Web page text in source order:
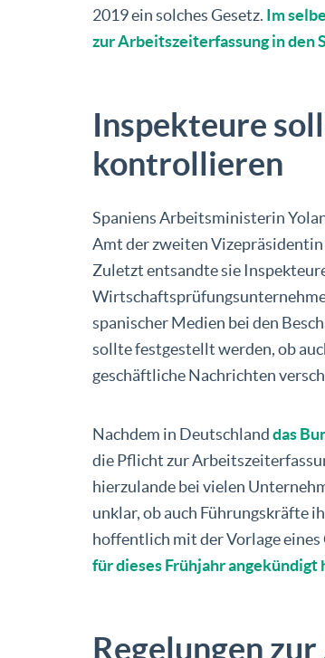
2019 ein solches Gesetz. Im
zur Arbeitszeiterfassung in den
Inspekteure
kontrollieren
Spaniens Arbeitsministerin
Amt der zweiten
Zuletzt entsandte sie
spanischer Medien bei den
sollte festgestellt werden, ob
geschäftliche Nachrichten
Nachdem in Deutschlanddas
die Pflicht zur
hierzulande bei vielen
unklar, ob auch Führungskräfte
hoffentlich mit der Vorlage
für dieses Frühjahr angekündigt
Regelungen